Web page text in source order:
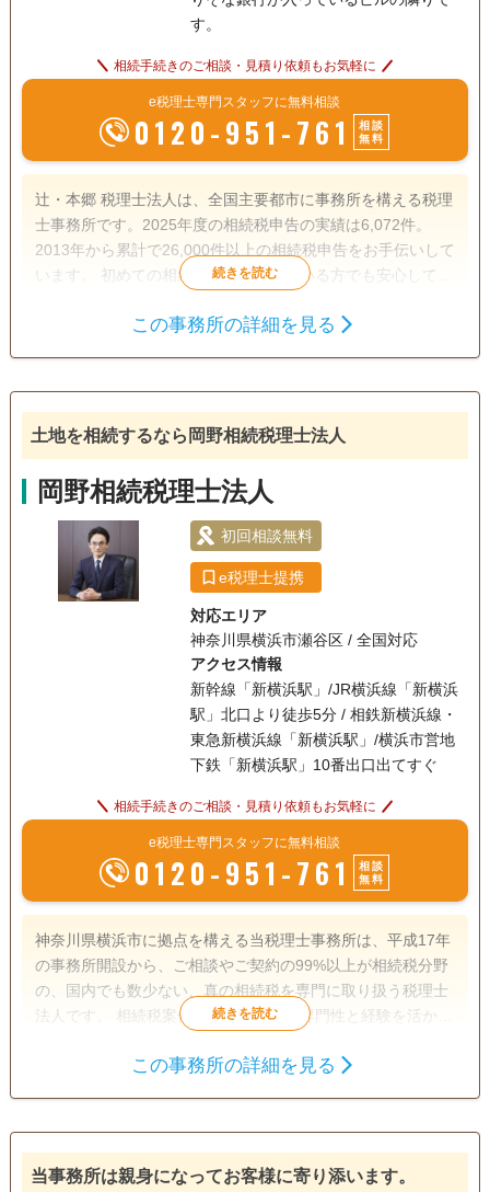
す。
相続手続きのご相談・見積り依頼もお気軽に
e税理士専門スタッフに無料相談
0120-951-761
相談
無料
辻・本郷 税理士法人は、全国主要都市に事務所を構える税理
士事務所です。2025年度の相続税申告の実績は6,072件。
2013年から累計で26,000件以上の相続税申告をお手伝いして
います。 初めての相続で不安を感じている方でも安心して相
サービスを提供するために、小さなお悩みやご事情まできめ
生前贈与
訪問可 土日相談可 初回相談無料 オンライン面談可
この事務所の詳細を見る
土地を相続するなら岡野相続税理士法人
岡野相続税理士法人
初回相談無料
e税理士提携
対応エリア
神奈川県横浜市瀬谷区 / 全国対応
アクセス情報
新幹線「新横浜駅」/JR横浜線「新横浜
駅」北口より徒歩5分 / 相鉄新横浜線・
東急新横浜線「新横浜駅」/横浜市営地
下鉄「新横浜駅」10番出口出てすぐ
相続手続きのご相談・見積り依頼もお気軽に
e税理士専門スタッフに無料相談
0120-951-761
相談
無料
神奈川県横浜市に拠点を構える当税理士事務所は、平成17年
の事務所開設から、ご相談やご契約の99%以上が相続税分野
の、国内でも数少ない、真の相続税を専門に取り扱う税理士
法人です。 相続税案件であれば、その専門性と経験を活かし
す。 正確な土地評価と税務署との交渉力を強みに、1,877件
日：祝祭日)
生前贈与
電話相談可 訪問可 女性スタッフ対応可 土日相談可
この事務所の詳細を見る
当事務所は親身になってお客様に寄り添います。